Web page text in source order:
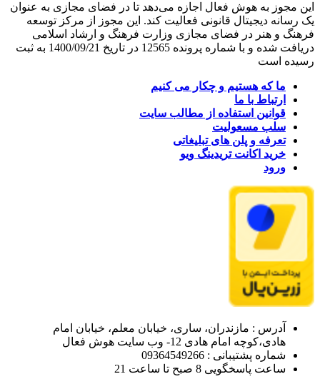
این مجوز به هوش فعال اجازه می‌دهد تا در فضای مجازی به عنوان
یک رسانه دیجیتال قانونی فعالیت کند. این مجوز از مرکز توسعه
فرهنگ و هنر در فضای مجازی وزارت فرهنگ و ارشاد اسلامی
دریافت شده و با شماره پرونده 12565 در تاریخ 1400/09/21 به ثبت
رسیده است
ما که هستیم و چکار می کنیم
ارتباط با ما
قوانین استفاده از مطالب سایت
سلب مسعولیت
تعرفه و پلن های تبلیغاتی
خرید اکانت تریدینگ ویو
ورود
آدرس : مازندران، ساری، خیابان معلم، خیابان امام
هادی،کوچه امام هادی 12- وب سایت هوش فعال
شماره پشتیبانی : 09364549266
ساعت پاسخگویی 8 صبح تا ساعت 21